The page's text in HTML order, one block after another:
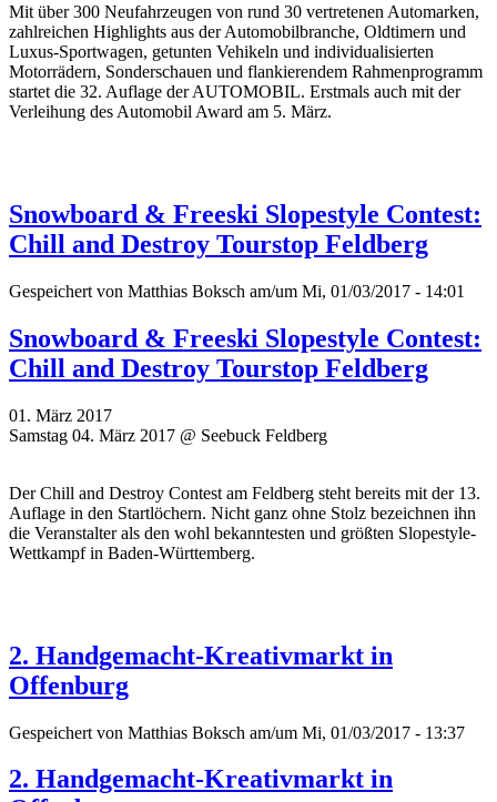
Mit über 300 Neufahrzeugen von rund 30 vertretenen Automarken,
zahlreichen Highlights aus der Automobilbranche, Oldtimern und
Luxus-Sportwagen, getunten Vehikeln und individualisierten
Motorrädern, Sonderschauen und flankierendem Rahmenprogramm
startet die 32. Auflage der AUTOMOBIL. Erstmals auch mit der
Verleihung des Automobil Award am 5. März.
Snowboard & Freeski Slopestyle Contest:
Chill and Destroy Tourstop Feldberg
Gespeichert von Matthias Boksch am/um Mi, 01/03/2017 - 14:01
Snowboard & Freeski Slopestyle Contest:
Chill and Destroy Tourstop Feldberg
01. März 2017
Samstag 04. März 2017 @ Seebuck Feldberg
Der Chill and Destroy Contest am Feldberg steht bereits mit der 13.
Auflage in den Startlöchern. Nicht ganz ohne Stolz bezeichnen ihn
die Veranstalter als den wohl bekanntesten und größten Slopestyle-
Wettkampf in Baden-Württemberg.
2. Handgemacht-Kreativmarkt in
Offenburg
Gespeichert von Matthias Boksch am/um Mi, 01/03/2017 - 13:37
2. Handgemacht-Kreativmarkt in